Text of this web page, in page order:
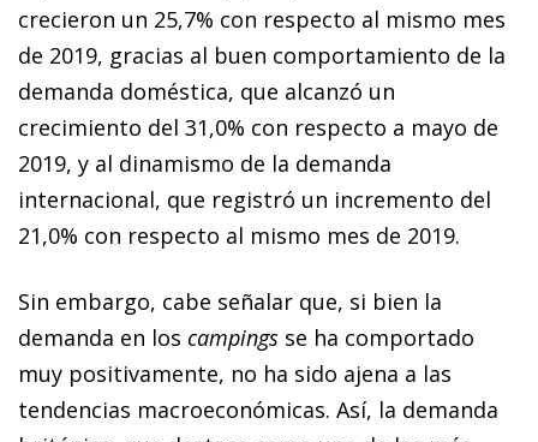
crecieron un 25,7% con respecto al mismo mes
de 2019, gracias al buen comportamiento de la
demanda doméstica, que alcanzó un
crecimiento del 31,0% con respecto a mayo de
2019, y al dinamismo de la demanda
internacional, que registró un incremento del
21,0% con respecto al mismo mes de 2019.
Sin embargo, cabe señalar que, si bien la
demanda en los campings se ha comportado
muy positivamente, no ha sido ajena a las
tendencias macroeconómicas. Así, la demanda